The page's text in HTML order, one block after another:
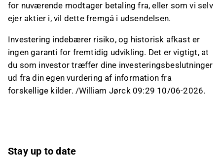
for nuværende modtager betaling fra, eller som vi selv
ejer aktier i, vil dette fremgå i udsendelsen.
Investering indebærer risiko, og historisk afkast er
ingen garanti for fremtidig udvikling. Det er vigtigt, at
du som investor træffer dine investeringsbeslutninger
ud fra din egen vurdering af information fra
forskellige kilder. /William Jørck 09:29 10/06-2026.
Stay up to date